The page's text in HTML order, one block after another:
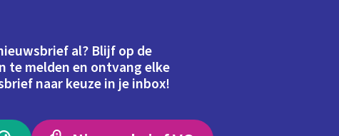
al? Blijf op de
te melden en ontvang elke
naar keuze in je inbox!